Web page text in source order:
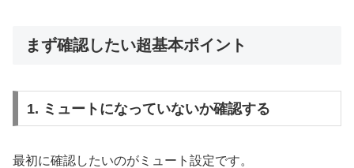
まず確認したい超基本ポイント
1. ミュートになっていないか確認する
最初に確認したいのがミュート設定です。